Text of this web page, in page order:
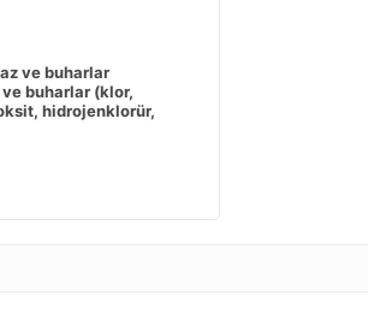
ve buharlar
buharlar (klor,
hidrojenklorür,